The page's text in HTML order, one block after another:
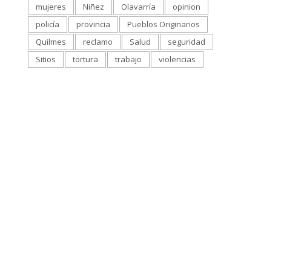
mujeres
Niñez Olavarría
opinion
policía
provincia
Pueblos Originarios
Quilmes
reclamo Salud
seguridad
Sitios
tortura trabajo violencias